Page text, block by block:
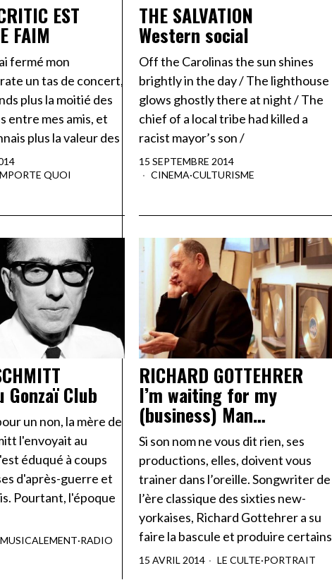
EST
FAIM
fermé mon
un tas de concert,
plus la moitié des
entre mes amis, et
plus la valeur des
QUOI
THE SALVATION
Western social
Off the Carolinas the sun shines
brightly in the day / The lighthouse
glows ghostly there at night / The
chief of a local tribe had killed a
racist mayor’s son /
15 SEPTEMBRE 2014
CINEMA·CULTURISME
Gonzaï Club
un non, la mère de
l'envoyait au
éduqué à coups
d'après-guerre et
Pourtant, l'époque
MUSICALEMENT·RADIO
RICHARD GOTTEHRER
I’m waiting for my
(business) Man…
Si son nom ne vous dit rien, ses
productions, elles, doivent vous
trainer dans l’oreille. Songwriter de
l’ère classique des sixties new-
yorkaises, Richard Gottehrer a su
faire la bascule et produire certains
15 AVRIL 2014 LE CULTE·PORTRAIT